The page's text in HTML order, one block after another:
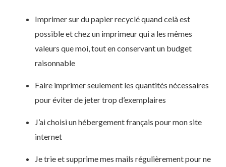
Imprimer sur du papier recyclé quand celà est
possible et chez un imprimeur qui a les mêmes
valeurs que moi, tout en conservant un budget
raisonnable
Faire imprimer seulement les quantités nécessaires
pour éviter de jeter trop d’exemplaires
J’ai choisi un hébergement français pour mon site
internet
Je trie et supprime mes mails régulièrement pour ne